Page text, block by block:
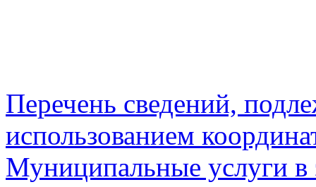
Перечень сведений,
использованием
Муниципальные услуги в